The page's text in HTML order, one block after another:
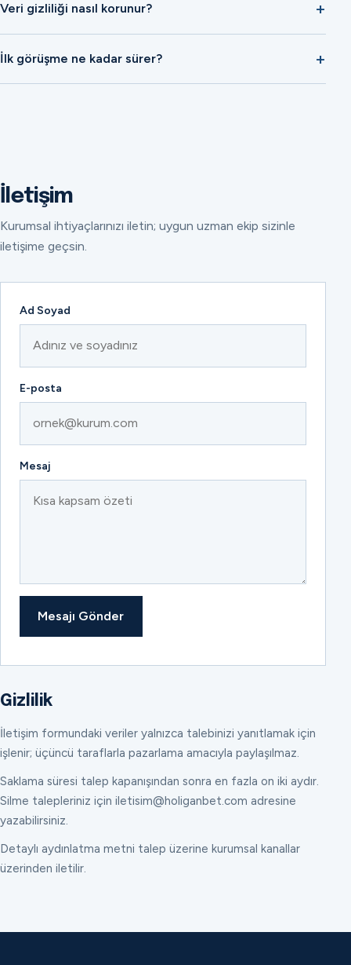
Veri gizliliği nasıl korunur?
İlk görüşme ne kadar sürer?
İletişim
Kurumsal ihtiyaçlarınızı iletin; uygun uzman ekip sizinle
iletişime geçsin.
Ad Soyad
E-posta
Mesaj
Mesajı Gönder
Gizlilik
İletişim formundaki veriler yalnızca talebinizi yanıtlamak için
işlenir; üçüncü taraflarla pazarlama amacıyla paylaşılmaz.
Saklama süresi talep kapanışından sonra en fazla on iki aydır.
Silme talepleriniz için iletisim@holiganbet.com adresine
yazabilirsiniz.
Detaylı aydınlatma metni talep üzerine kurumsal kanallar
üzerinden iletilir.